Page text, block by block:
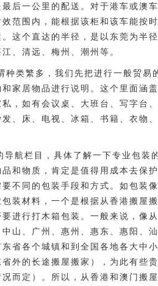
后一公里的配送。对于港车或澳
范围内，能根据该柜和该车能按
这个直达的半径，是以东莞为半
、清远、梅州、潮州等。
类繁多，我们先把进行一般贸易
家居物品进行说明。这个里面涵
，如有会议桌、大班台、写字台
、床、电视、冰箱、书籍、衣物
航栏目，具体了解一下专业包装
品和物质，肯定是值得用成本去保
不同的包装手段和方式。如包装
装材料，一个是根据从香港搬屋搬
进行打木箱包装。一般来说，像
山、广州、惠州、惠东、惠阳、汕
省各个城镇和到全国各地各大中
外的长途搬屋搬家），为此有些
而定）。所以，从香港和澳门搬